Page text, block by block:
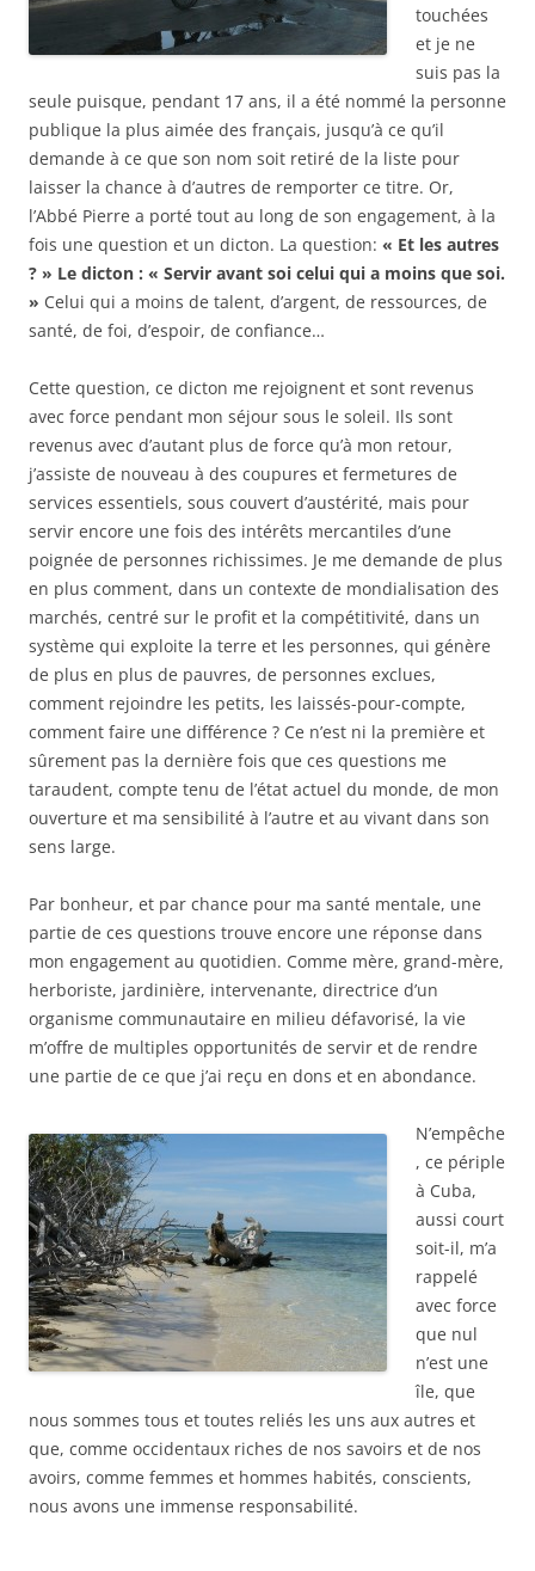
touchées
et je ne
suis pas la
seule puisque, pendant 17 ans, il a été nommé la personne
publique la plus aimée des français, jusqu’à ce qu’il
demande à ce que son nom soit retiré de la liste pour
laisser la chance à d’autres de remporter ce titre. Or,
l’Abbé Pierre a porté tout au long de son engagement, à la
fois une question et un dicton. La question: « Et les autres
? » Le dicton : « Servir avant soi celui qui a moins que soi.
» Celui qui a moins de talent, d’argent, de ressources, de
santé, de foi, d’espoir, de confiance…
Cette question, ce dicton me rejoignent et sont revenus
avec force pendant mon séjour sous le soleil. Ils sont
revenus avec d’autant plus de force qu’à mon retour,
j’assiste de nouveau à des coupures et fermetures de
services essentiels, sous couvert d’austérité, mais pour
servir encore une fois des intérêts mercantiles d’une
poignée de personnes richissimes. Je me demande de plus
en plus comment, dans un contexte de mondialisation des
marchés, centré sur le profit et la compétitivité, dans un
système qui exploite la terre et les personnes, qui génère
de plus en plus de pauvres, de personnes exclues,
comment rejoindre les petits, les laissés-pour-compte,
comment faire une différence ? Ce n’est ni la première et
sûrement pas la dernière fois que ces questions me
taraudent, compte tenu de l’état actuel du monde, de mon
ouverture et ma sensibilité à l’autre et au vivant dans son
sens large.
Par bonheur, et par chance pour ma santé mentale, une
partie de ces questions trouve encore une réponse dans
mon engagement au quotidien. Comme mère, grand-mère,
herboriste, jardinière, intervenante, directrice d’un
organisme communautaire en milieu défavorisé, la vie
m’offre de multiples opportunités de servir et de rendre
une partie de ce que j’ai reçu en dons et en abondance.
N’empêche
, ce périple
à Cuba,
aussi court
soit-il, m’a
rappelé
avec force
que nul
n’est une
île, que
nous sommes tous et toutes reliés les uns aux autres et
que, comme occidentaux riches de nos savoirs et de nos
avoirs, comme femmes et hommes habités, conscients,
nous avons une immense responsabilité.